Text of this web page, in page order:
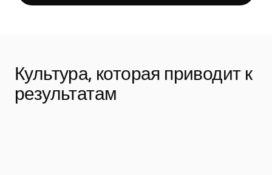
Культура, которая приводит к
результатам